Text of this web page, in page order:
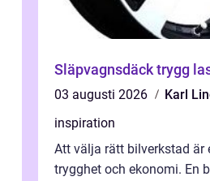
03 augusti 2026
Karl
inspiration
Att välja rätt bilverkstad är
trygghet och ekonomi. En